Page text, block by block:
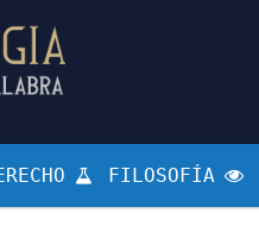
FILOSOFÍA